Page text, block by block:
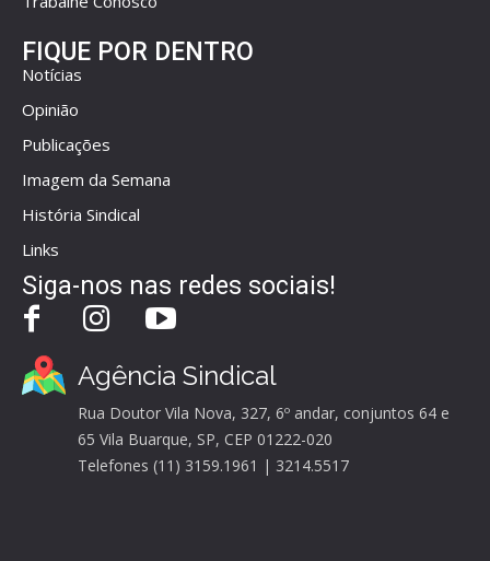
FIQUE POR DENTRO
Notícias
Opinião
Publicações
Imagem da Semana
História Sindical
Links
Siga-nos nas redes sociais!
Agência Sindical
Rua Doutor Vila Nova, 327, 6º andar, conjuntos 64 e
65 Vila Buarque, SP, CEP 01222-020
Telefones (11) 3159.1961 | 3214.5517